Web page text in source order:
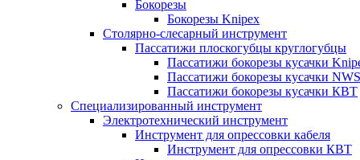
Бокорезы
Бокорезы Knipex
Столярно-слесарный инструмент
Пассатижи плоскогубцы круглогубцы
Пассатижи бокорезы кусачки
Пассатижи бокорезы кусачки NWS
Пассатижи бокорезы кусачки КВТ
Специализированный инструмент
Электротехнический инструмент
Инструмент для опрессовки кабеля
Инструмент для опрессовки КВТ